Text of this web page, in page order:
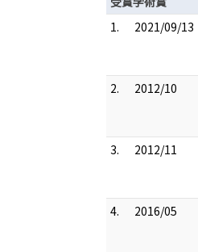
1.
2021/09/13
2. 2012/10
3. 2012/11
4. 2016/05